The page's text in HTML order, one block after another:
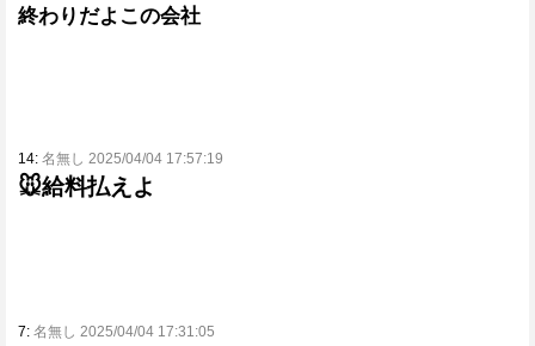
終わりだよこの会社
14: 名無し 2025/04/04 17:57:19
🐭給料払えよ
7: 名無し 2025/04/04 17:31:05